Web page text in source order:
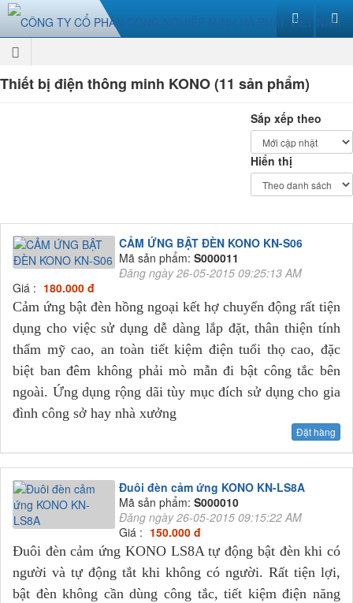
Thiết bị điện thông minh KONO (11 sản phẩm)
Sắp xếp theo
Hiển thị
CẢM ỨNG BẬT ĐÈN KONO KN-S06
Mã sản phẩm: S000011
Đăng ngày 26-05-2015 09:25:13 AM
Giá : 180.000 đ
Cảm ứng bật đèn hồng ngoại kết hợ chuyển động rất tiện
dụng cho việc sử dụng dễ dàng lắp đặt, thân thiện tính
thẩm mỹ cao, an toàn tiết kiệm điện tuổi thọ cao, đặc
biệt ban đêm không phải mò mẫn đi bật công tắc bên
ngoài. Ứng dụng rộng dãi tùy mục đích sử dụng cho gia
đình công sở hay nhà xưởng
Đặt hàng
Đuôi đèn cảm ứng KONO KN-LS8A
Mã sản phẩm: S000010
Đăng ngày 26-05-2015 09:15:22 AM
Giá : 150.000 đ
Đuôi đèn cảm ứng KONO LS8A tự động bật đèn khi có
người và tự động tắt khi không có người. Rất tiện lợi,
bật đèn không cần dùng công tắc, tiết kiệm điện năng